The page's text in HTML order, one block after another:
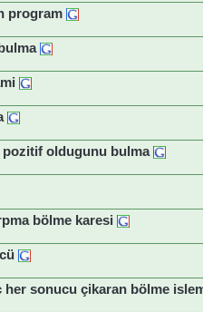
program
pozitif oldugunu bulma
bölme karesi
her sonucu çikaran bölme